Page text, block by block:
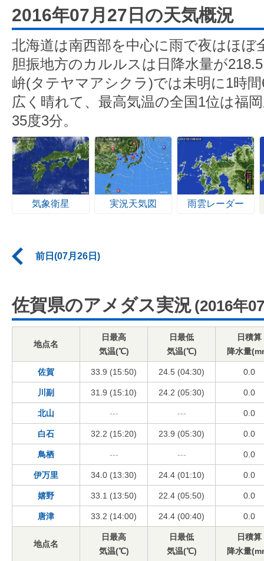
2016年07月27日の天気概況
北海道は南西部を中心に雨で夜はほぼ
胆振地方のカルルスは日降水量が
峅(タテヤマアシクラ)では未明に1時
広く晴れて、最高気温の全国1位は福
35度3分。
気象衛星 実況天気図 雨雲レーダー
前日(07月26日)
佐賀県のアメダス実況 (2016年
地点名
日最高
気温(℃)
日最低
気温(℃)
日積算
降水量
佐賀 33.9 (15:50) 24.5 (04:30) 0.0
川副 31.9 (15:10) 24.2 (05:30) 0.0
北山 --- --- 0.0
白石 32.2 (15:20) 23.9 (05:30) 0.0
鳥栖 --- --- 0.0
伊万里 34.0 (13:30) 24.4 (01:10) 0.0
嬉野 33.1 (13:50) 22.4 (05:50) 0.0
唐津 33.2 (14:00) 24.4 (00:40) 0.0
地点名
日最高
気温(℃)
日最低
気温(℃)
日積算
降水量